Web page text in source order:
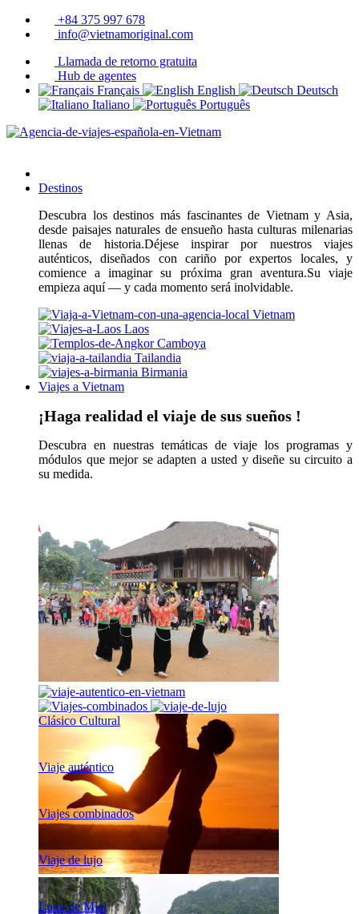
+84 375 997 678
info@vietnamoriginal.com
Llamada de retorno gratuita
Hub de agentes
Français
English
Deutsch
Italiano
Português
Destinos
Descubra los destinos más fascinantes de Vietnam y Asia,
desde paisajes naturales de ensueño hasta culturas milenarias
llenas de historia.Déjese inspirar por nuestros viajes
auténticos, diseñados con cariño por expertos locales, y
comience a imaginar su próxima gran aventura.Su viaje
empieza aquí — y cada momento será inolvidable.
Vietnam
Laos
Camboya
Tailandia
Birmania
Viajes a Vietnam
¡Haga realidad el viaje de sus sueños !
Descubra en nuestras temáticas de viaje los programas y
módulos que mejor se adapten a usted y diseñe su circuito a
su medida.
Clásico Cultural
Viaje auténtico
Viajes combinados
Viaje de lujo
Luna de Miel